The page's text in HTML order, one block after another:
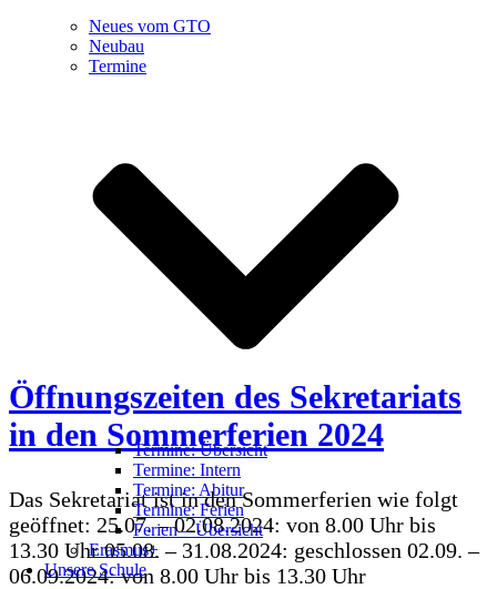
Neues vom GTO
Neubau
Termine
Termine: Übersicht
Termine: Intern
Termine: Abitur
Termine: Ferien
Ferien – Übersicht
Erasmus+
Unsere Schule
Öffnungszeiten des Sekretariats
in den Sommerferien 2024
Das Sekretariat ist in den Sommerferien wie folgt
geöffnet: 25.07. – 02.08.2024: von 8.00 Uhr bis
13.30 Uhr 05.08. – 31.08.2024: geschlossen 02.09. –
06.09.2024: von 8.00 Uhr bis 13.30 Uhr